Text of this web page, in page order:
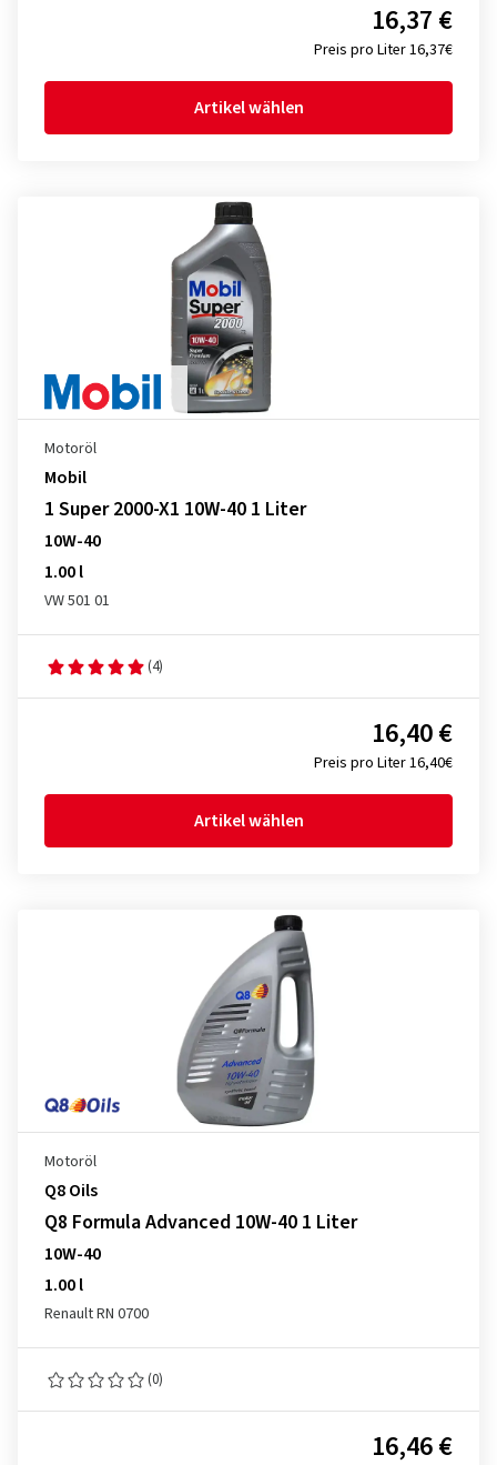
Preis pro Liter 16,37€
16,37 €
Artikel wählen
Motoröl
Mobil
1 Super 2000-X1 10W-40 1 Liter
10W-40
1.00 l
VW 501 01
(4)
Preis pro Liter 16,40€
16,40 €
Artikel wählen
Motoröl
Q8 Oils
Q8 Formula Advanced 10W-40 1 Liter
10W-40
1.00 l
Renault RN 0700
(0)
16,46 €